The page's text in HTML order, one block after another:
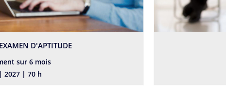
D'APTITUDE
sur 6 mois
2027 | 70 h